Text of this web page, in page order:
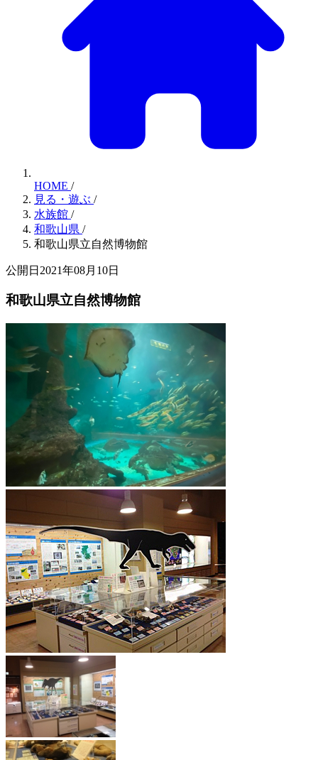
HOME /
見る・遊ぶ /
水族館 /
和歌山県 /
和歌山県立自然博物館
公開日2021年08月10日
和歌山県立自然博物館